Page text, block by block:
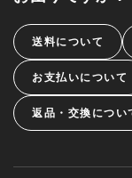
送料について
お支払いについて
返品・交換につい